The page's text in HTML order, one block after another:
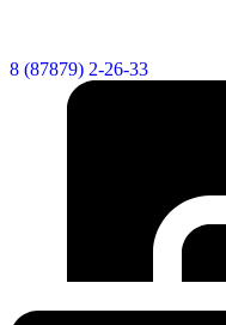
8 (87879) 2-26-33